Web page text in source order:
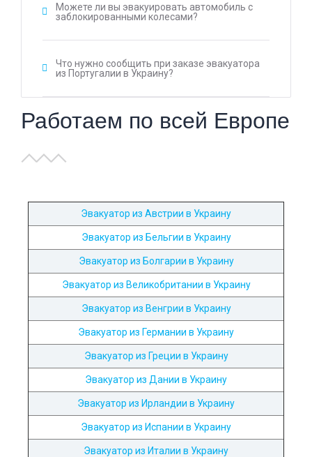
Можете ли вы эвакуировать автомобиль с
заблокированными колесами?
Что нужно сообщить при заказе эвакуатора
из Португалии в Украину?
Работаем по всей Европе
Эвакуатор из Австрии в Украину
Эвакуатор из Бельгии в Украину
Эвакуатор из Болгарии в Украину
Эвакуатор из Великобритании в Украину
Эвакуатор из Венгрии в Украину
Эвакуатор из Германии в Украину
Эвакуатор из Греции в Украину
Эвакуатор из Дании в Украину
Эвакуатор из Ирландии в Украину
Эвакуатор из Испании в Украину
Эвакуатор из Италии в Украину